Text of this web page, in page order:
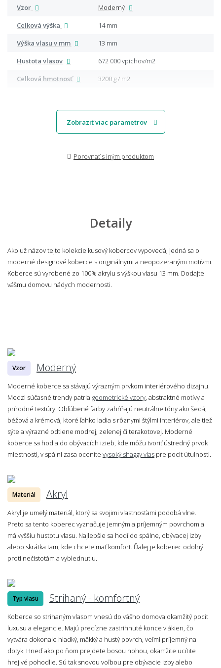
Vzor
Moderný
Celková výška
14 mm
Výška vlasu v mm
13 mm
Hustota vlasov
672 000 vpichov/m2
Celková hmotnosť
3200 g / m2
Zobraziť viac parametrov
Porovnať s iným produktom
Detaily
Ako už názov tejto kolekcie kusový kobercov vypovedá, jedná sa o
moderné designové koberce s originálnymi a neopozeranými motívmi.
Koberce sú vyrobené zo 100% akrylu s výškou vlasu 13 mm. Dodajte
vášmu domovu nádych modernosti.
Vzor Moderný
Moderné koberce sa stávajú výrazným prvkom interiérového dizajnu.
Medzi súčasné trendy patria geometrické vzory , abstraktné motívy a
prírodné textúry. Obľúbené farby zahŕňajú neutrálne tóny ako šedá,
béžová a krémová, ktoré ľahko ladia s rôznymi štýlmi interiérov, ale tiež
sýte a výrazné odtiene modrej, zelenej či terakotovej. Moderné
koberce sa hodia do obývacích izieb, kde môžu tvoriť ústredný prvok
miestnosti, v spálni zasa oceníte vysoký shaggy vlas pre pocit útulnosti.
Materiál Akryl
Akryl je umelý materiál, ktorý sa svojimi vlastnosťami podobá vlne.
Preto sa tento koberec vyznačuje jemným a príjemným povrchom a
má vyššiu hustotu vlasu. Najlepšie sa hodí do spálne, obývacej izby
alebo skrátka tam, kde chcete mať komfort. Ďalej je koberec odolný
proti nečistotám a vyblednutiu.
Typ vlasu Strihaný - komfortný
Koberce so strihaným vlasom vnesú do vášho domova okamžitý pocit
luxusu a elegancie. Majú precízne zastrihnuté konce vlákien, čo
vytvára dokonale hladký, mäkký a hustý povrch, veľmi príjemný na
dotyk. Hneď ako po ňom prejdete bosou nohou, okamžite ucítite
hrejivé pohodlie. Sú tak snovou voľbou pre obývacie izby alebo